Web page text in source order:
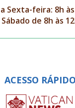
Sexta-feira: 8h
Sábado de 8h às
ACESSO RÁPIDO